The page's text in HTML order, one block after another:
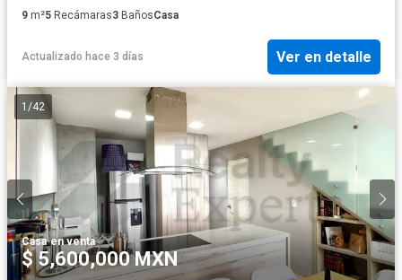
9 m²5 Recámaras3 BañosCasa
Actualizado hace 3 días Ver en detalle
1 /42
Casa·en venta
$ 5,600,000 MXN